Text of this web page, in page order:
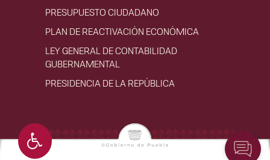
PRESUPUESTO CIUDADANO
PLAN DE REACTIVACIÓN ECONÓMICA
LEY GENERAL DE CONTABILIDAD
GUBERNAMENTAL
PRESIDENCIA DE LA REPÚBLICA